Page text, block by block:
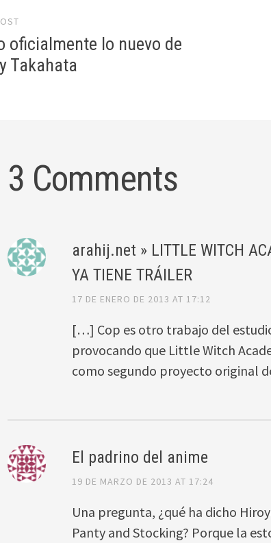
oficialmente lo nuevo de
Takahata
3 Comments
arahij.net » LITTLE WITCH
YA TIENE TRÁILER
17 DE ENERO DE 2013 AT 17:12
[…] Cop es otro trabajo del
provocando que Little Witch
como segundo proyecto original
El padrino del anime
19 DE MARZO DE 2013 AT 17:24
Una pregunta, ¿qué ha dicho
Panty and Stocking? Porque la